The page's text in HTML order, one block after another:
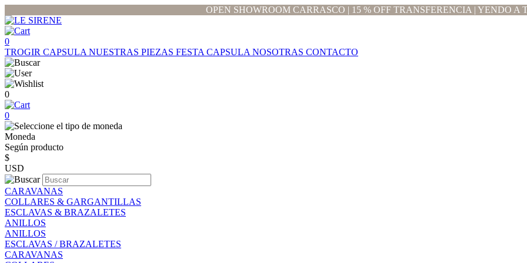
OPEN SHOWROOM CARRASCO | 15 % OFF TRANSFERENCIA | YENDO A
0
TROGIR CAPSULA NUESTRAS PIEZAS FESTA CAPSULA NOSOTRAS CONTACTO
0
0
Moneda
Según producto
$
USD
CARAVANAS
COLLARES & GARGANTILLAS
ESCLAVAS & BRAZALETES
ANILLOS
ANILLOS
ESCLAVAS / BRAZALETES
CARAVANAS